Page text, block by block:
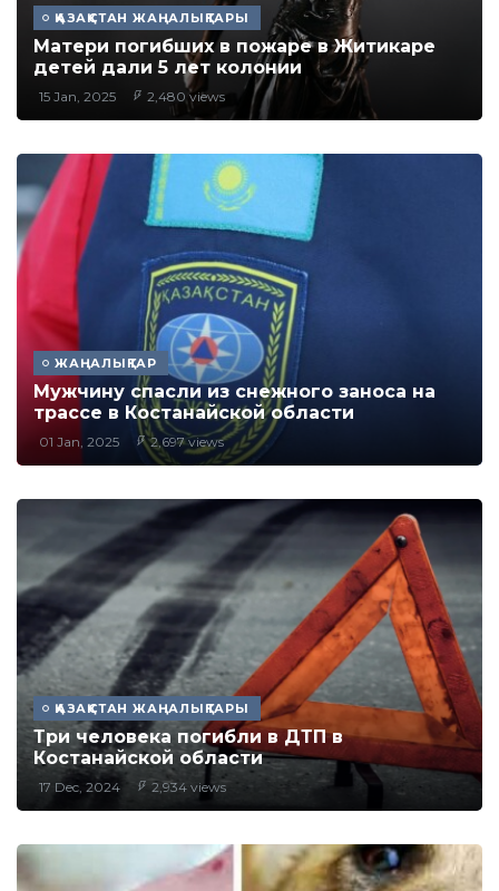
ҚАЗАҚСТАН ЖАҢАЛЫҚТАРЫ
Матери погибших в пожаре в Житикаре
детей дали 5 лет колонии
15 Jan, 2025 2,480 views
ЖАҢАЛЫҚТАР
Мужчину спасли из снежного заноса на
трассе в Костанайской области
01 Jan, 2025 2,697 views
ҚАЗАҚСТАН ЖАҢАЛЫҚТАРЫ
Три человека погибли в ДТП в
Костанайской области
17 Dec, 2024 2,934 views